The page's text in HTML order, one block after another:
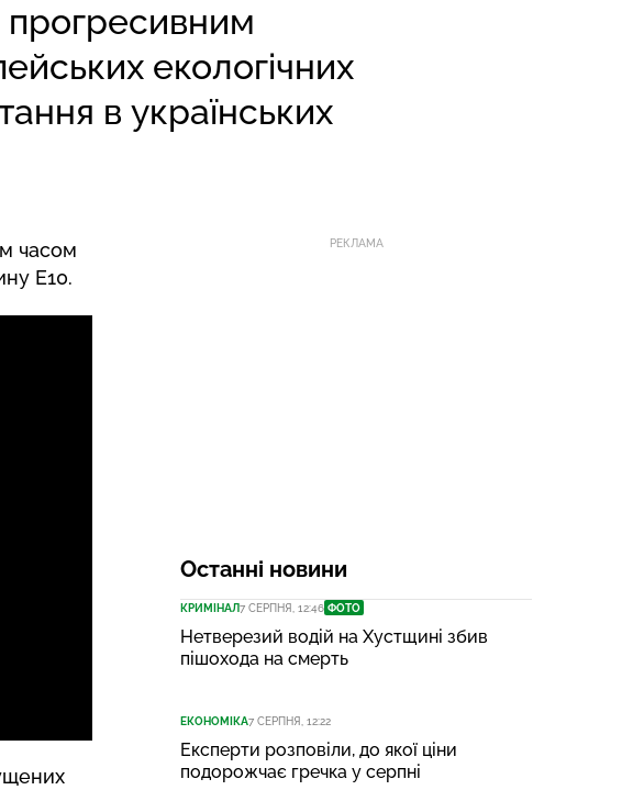
прогресивним
екологічних
в українських
часом
Е10.
РЕКЛАМА
Останні новини
КРИМІНАЛ7 СЕРПНЯ, 12:46 ФОТО
Нетверезий водій на Хустщині збив
пішохода на смерть
ЕКОНОМІКА7 СЕРПНЯ, 12:22
Експерти розповіли, до якої ціни
подорожчає гречка у серпні